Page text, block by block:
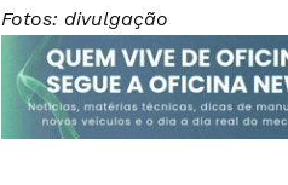
Fotos: divulgação